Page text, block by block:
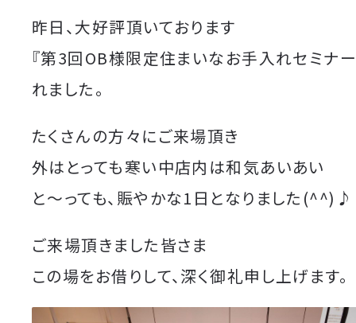
昨日、大好評頂いております
『第3回OB様限定住まいなお手入れセミナ
れました。
たくさんの方々にご来場頂き
外はとっても寒い中店内は和気あいあい
と〜っても、賑やかな1日となりました
ご来場頂きました皆さま
この場をお借りして、深く御礼申し上げます。